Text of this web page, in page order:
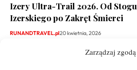
Zarządzaj zgodą
Izery Ultra-Trail 2026. Od Stogu
Izerskiego po Zakręt Śmierci
RUNANDTRAVEL.pl20 kwietnia, 2026